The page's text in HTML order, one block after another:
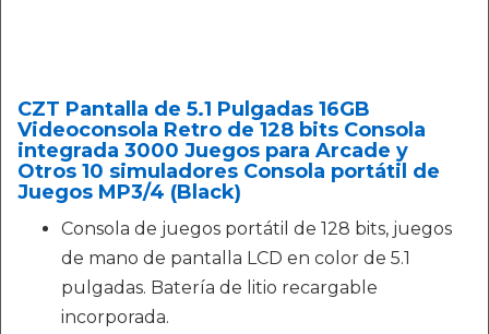
CZT Pantalla de 5.1 Pulgadas 16GB
Videoconsola Retro de 128 bits Consola
integrada 3000 Juegos para Arcade y
Otros 10 simuladores Consola portátil de
Juegos MP3/4 (Black)
Consola de juegos portátil de 128 bits, juegos
de mano de pantalla LCD en color de 5.1
pulgadas. Batería de litio recargable
incorporada.